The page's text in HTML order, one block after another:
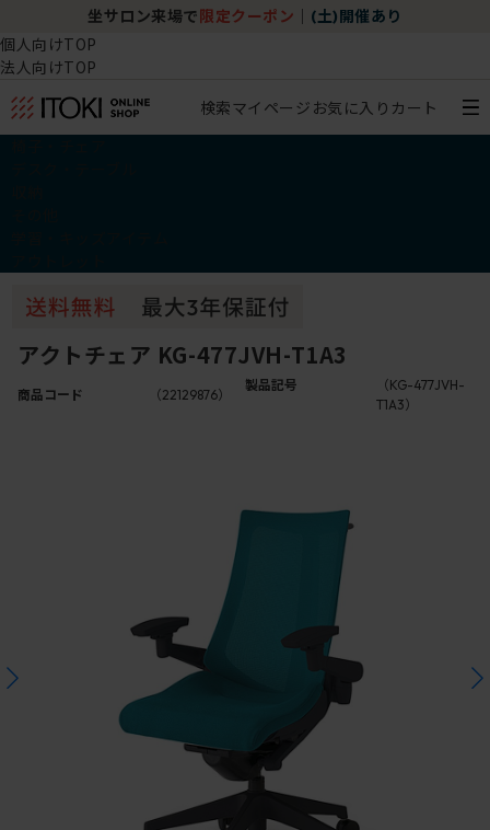
(土)開催あり チェア体験ショールーム｜
個人向けTOP
法人向けTOP
検索マイページ お気に入り カート
アクトチェア KG-477JVH-T1A3
商品コード （22129876）
製品記号
（KG-477JVH-
T1A3）